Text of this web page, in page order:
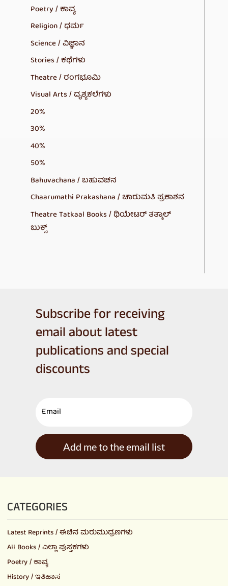
Poetry / ಕಾವ್ಯ
Religion / ಧರ್ಮ
Science / ವಿಜ್ಞಾನ
Stories / ಕಥೆಗಳು
Theatre / ರಂಗಭೂಮಿ
Visual Arts / ದೃಶ್ಯಕಲೆಗಳು
20%
30%
40%
50%
Bahuvachana / ಬಹುವಚನ
Chaarumathi Prakashana / ಚಾರುಮತಿ ಪ್ರಕಾಶನ
Theatre Tatkaal Books / ಥಿಯೇಟರ್ ತತ್ಕಾಲ್
ಬುಕ್ಸ್
Subscribe for receiving
email about latest
publications and special
discounts
Add me to the email list
CATEGORIES
Latest Reprints / ಈಚಿನ ಮರುಮುದ್ರಣಗಳು
All Books / ಎಲ್ಲಾ ಪುಸ್ತಕಗಳು
Poetry / ಕಾವ್ಯ
History / ಇತಿಹಾಸ